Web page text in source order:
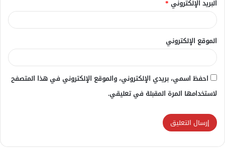
البريد الإلكتروني *
الموقع الإلكتروني
احفظ اسمي، بريدي الإلكتروني، والموقع الإلكتروني في هذا المتصفح
لاستخدامها المرة المقبلة في تعليقي.